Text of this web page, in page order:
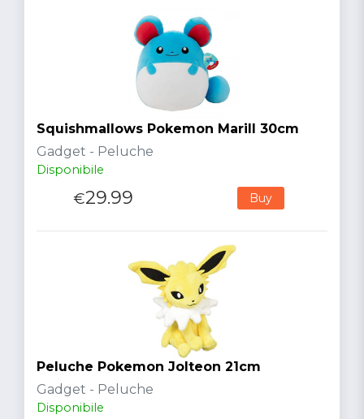
Squishmallows Pokemon Marill 30cm
Gadget - Peluche
Disponibile
€29.99 Buy
Peluche Pokemon Jolteon 21cm
Gadget - Peluche
Disponibile